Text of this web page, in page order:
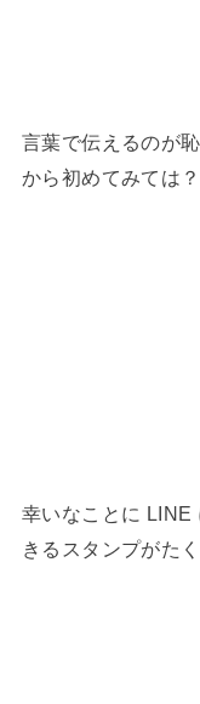
言葉で伝えるのが
から初めてみては？
幸いなことに LINE
きるスタンプがた